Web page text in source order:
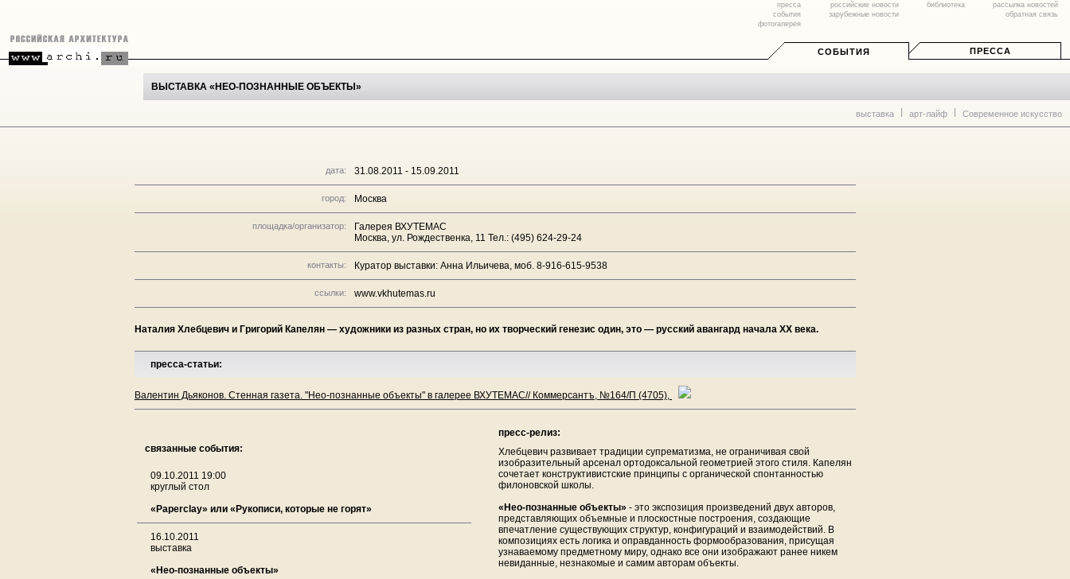
пресса
события
фотогалерея
российские новости
зарубежные новости
библиотека
рассылка новостей
обратная связь
СОБЫТИЯ ПРЕССА
ВЫСТАВКА «НЕО-ПОЗНАННЫЕ ОБЪЕКТЫ»
выставка арт-лайф Современное искусство
дата: 31.08.2011 - 15.09.2011
город: Москва
площадка/организатор:
Галерея ВХУТЕМАС
Москва, ул. Рождественка, 11 Тел.: (495) 624-29-24
контакты: Куратор выставки: Анна Ильичева, моб. 8-916-615-9538
ссылки: www.vkhutemas.ru
Наталия Хлебцевич и Григорий Капелян — художники из разных стран, но их творческий генезис один, это — русский авангард начала XX века.
пресса-статьи:
Валентин Дьяконов. Стенная газета. "Нео-познанные объекты" в галерее ВХУТЕМАС// Коммерсантъ, №164/П (4705),
связанные события:
09.10.2011 19:00
круглый стол
«Paperclay» или «Рукописи, которые не горят»
16.10.2011
выставка
«Нео-познанные объекты»
пресс-релиз:
Хлебцевич развивает традиции супрематизма, не ограничивая свой
изобразительный арсенал ортодоксальной геометрией этого стиля. Капелян
сочетает конструктивистские принципы с органической спонтанностью
филоновской школы.
«Нео-познанные объекты» - это экспозиция произведений двух авторов,
представляющих объемные и плоскостные построения, создающие
впечатление существующих структур, конфигураций и взаимодействий. В
композициях есть логика и оправданность формообразования, присущая
узнаваемому предметному миру, однако все они изображают ранее никем
невиданные, незнакомые и самим авторам объекты.